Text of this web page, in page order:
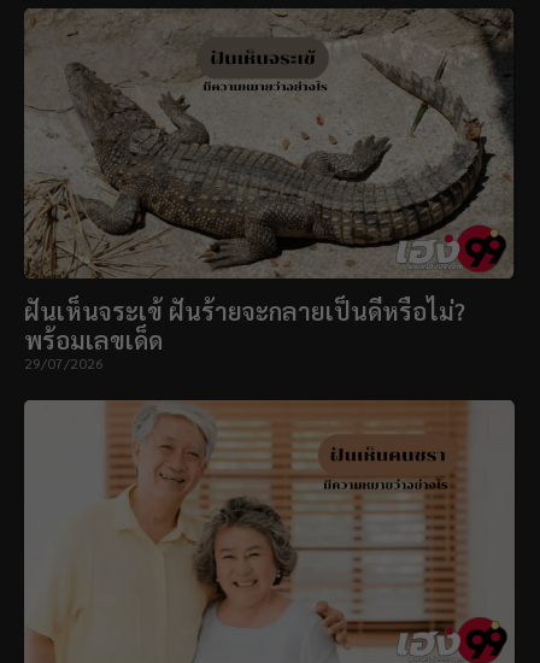
ฝันเห็นจระเข้ ฝันร้ายจะกลายเป็นดีหรือไม่?
พร้อมเลขเด็ด
29/07/2026